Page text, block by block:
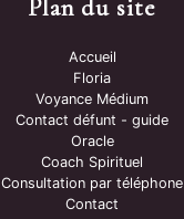
Plan du site
Accueil
Floria
Voyance Médium
Contact défunt - guide
Oracle
Coach Spirituel
Consultation par téléphone
Contact